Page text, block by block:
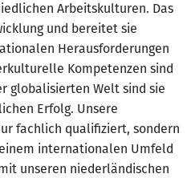
Arbeitskulturen. Das
und bereitet sie
Herausforderungen
Kompetenzen sind
globalisierten Welt sind sie
Erfolg. Unsere
fachlich qualifiziert, sondern
internationalen Umfeld
unseren niederländischen